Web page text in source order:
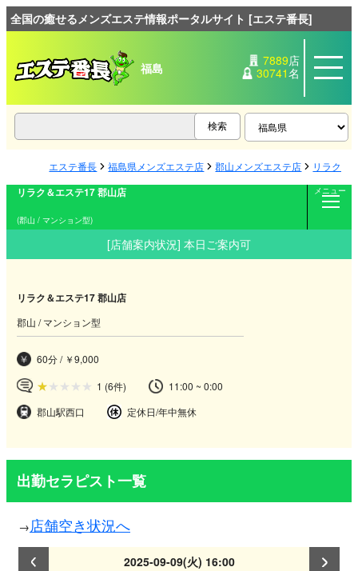
全国の癒せるメンズエステ情報ポータルサイト [エステ番長]
福島 7889店
30741名
エステ番長 福島県メンズエステ店 郡山メンズエステ店 リラク＆
リラク＆エステ17 郡山店
(郡山 / マンション型)
メニュー
[店舗案内状況] 本日ご案内可
リラク＆エステ17 郡山店
郡山 / マンション型
60分 / ￥9,000
1 (6件)
11:00 ~ 0:00
郡山駅西口
定休日/年中無休
出勤セラピスト一覧
店舗空き状況へ
2025-09-09(火) 16:00